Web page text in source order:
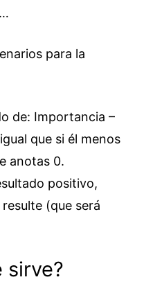
para la
de: Importancia –
que si él menos
anotas 0.
positivo,
(que será
sirve?